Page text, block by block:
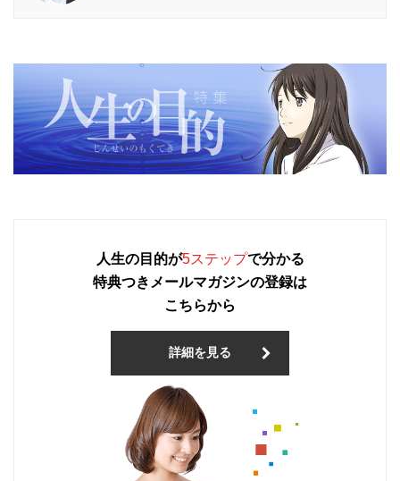
人生の目的が5ステップで分かる
特典つきメールマガジンの登録は
こちらから
詳細を見る